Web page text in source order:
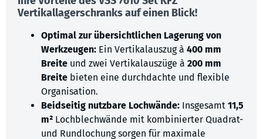
Vertikallagerschranks auf einen Blick!
Optimal zur übersichtlichen Lagerung von
Werkzeugen: Ein Vertikalauszug à 400 mm
Breite und zwei Vertikalauszüge à 200 mm
Breite bieten eine durchdachte und flexible
Organisation.
Beidseitig nutzbare Lochwände: Insgesamt 11,5
m² Lochblechwände mit kombinierter Quadrat-
und Rundlochung sorgen für maximale